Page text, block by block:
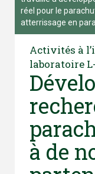
réel pour le
atterrissage en
Activités à
laboratoire
à de